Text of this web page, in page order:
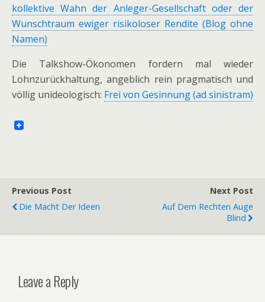
kollektive Wahn der Anleger-Gesellschaft oder der
Wunschtraum ewiger risikoloser Rendite (Blog ohne
Namen)
Die Talkshow-Ökonomen fordern mal wieder
Lohnzurückhaltung, angeblich rein pragmatisch und
völlig unideologisch: Frei von Gesinnung (ad sinistram)
Previous Post
Die Macht Der Ideen
Next Post
Auf Dem Rechten Auge
Blind
Leave a Reply